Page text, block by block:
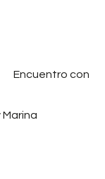
Encuentro con
Marina